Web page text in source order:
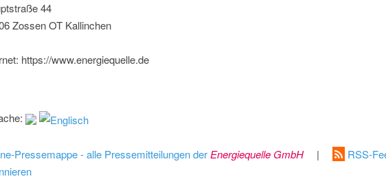
44
Zossen OT Kallinchen
https://www.energiequelle.de
Pressemappe - alle Pressemitteilungen der Energiequelle GmbH |
RSS-